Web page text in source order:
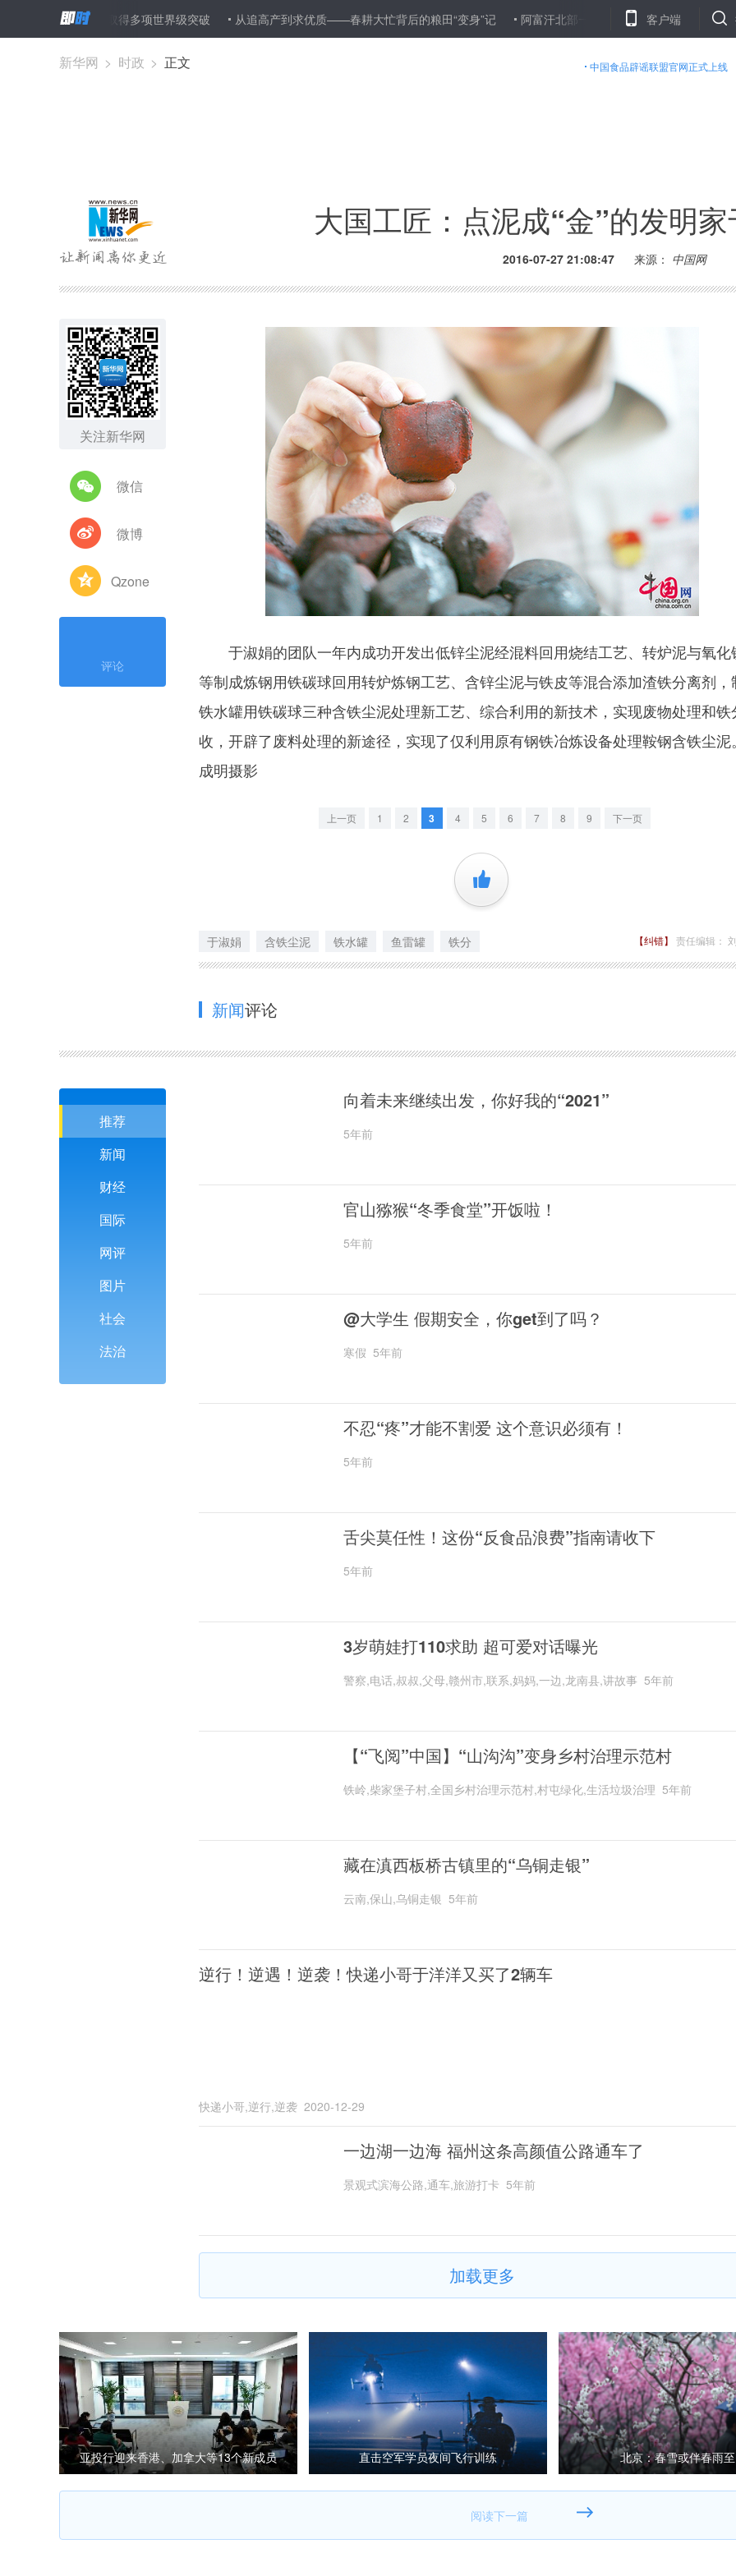
队返航 取得多项世界级突破 从追高产到求优质——春耕大忙背后的粮田“变身”记 阿富汗北部一安全检查站遭袭９名警察身亡 河
客户端
中国食品辟谣联盟官网正式上线
新华网 > 时政 > 正文
大国工匠：点泥成“金”的发明
2016-07-27 21:08:47 来源： 中国网
关注新华网
微信
微博
Qzone
评论
于淑娟的团队一年内成功开发出低锌尘泥经混料回用烧结工艺、转炉泥与氧化
等制成炼钢用铁碳球回用转炉炼钢工艺、含锌尘泥与铁皮等混合添加渣铁分离剂，
铁水罐用铁碳球三种含铁尘泥处理新工艺、综合利用的新技术，实现废物处理和铁
收，开辟了废料处理的新途径，实现了仅利用原有钢铁冶炼设备处理鞍钢含铁尘泥
成明摄影
上一页 1 2 3 4 5 6 7 8 9 下一页
+1
于淑娟 含铁尘泥 铁水罐 鱼雷罐 铁分 【纠错】 责任编辑：
新闻评论
推荐
新闻
财经
国际
网评
图片
社会
法治
向着未来继续出发，你好我的“2021”
5年前
官山猕猴“冬季食堂”开饭啦！
5年前
@大学生 假期安全，你get到了吗？
寒假 5年前
不忍“疼”才能不割爱 这个意识必须有！
5年前
舌尖莫任性！这份“反食品浪费”指南请收下
5年前
3岁萌娃打110求助 超可爱对话曝光
警察,电话,叔叔,父母,赣州市,联系,妈妈,一边,龙南县,讲故事 5年前
【“飞阅”中国】“山沟沟”变身乡村治理示范村
铁岭,柴家堡子村,全国乡村治理示范村,村屯绿化,生活垃圾治理 5年前
藏在滇西板桥古镇里的“乌铜走银”
云南,保山,乌铜走银 5年前
逆行！逆遇！逆袭！快递小哥于洋洋又买了2辆车
快递小哥,逆行,逆袭 2020-12-29
一边湖一边海 福州这条高颜值公路通车了
景观式滨海公路,通车,旅游打卡 5年前
加载更多
亚投行迎来香港、加拿大等13个新成员 直击空军学员夜间飞行训练 北京：春雪或伴春雨至